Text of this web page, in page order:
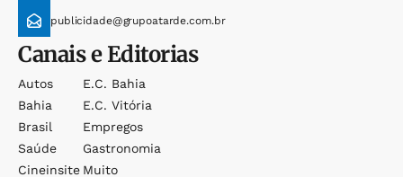
publicidade@grupoatarde.com.br
Canais e Editorias
Autos
Bahia
Brasil
Saúde
Cineinsite
E.c. Bahia
E.c. Vitória
Empregos
Gastronomia
Muito